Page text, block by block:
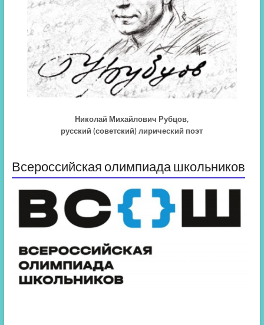
Николай Михайлович Рубцов,
русский (советский) лирический поэт
Всероссийская олимпиада школьников